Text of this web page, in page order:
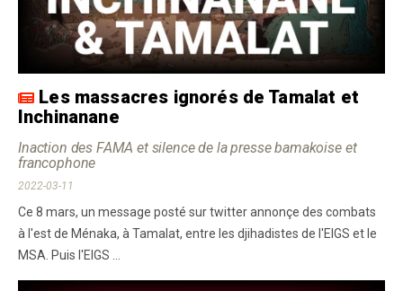
Les massacres ignorés de Tamalat et
Inchinanane
Inaction des FAMA et silence de la presse bamakoise et
francophone
2022-03-11
Ce 8 mars, un message posté sur twitter annonçe des combats
à l'est de Ménaka, à Tamalat, entre les djihadistes de l'EIGS et le
MSA. Puis l'EIGS ...